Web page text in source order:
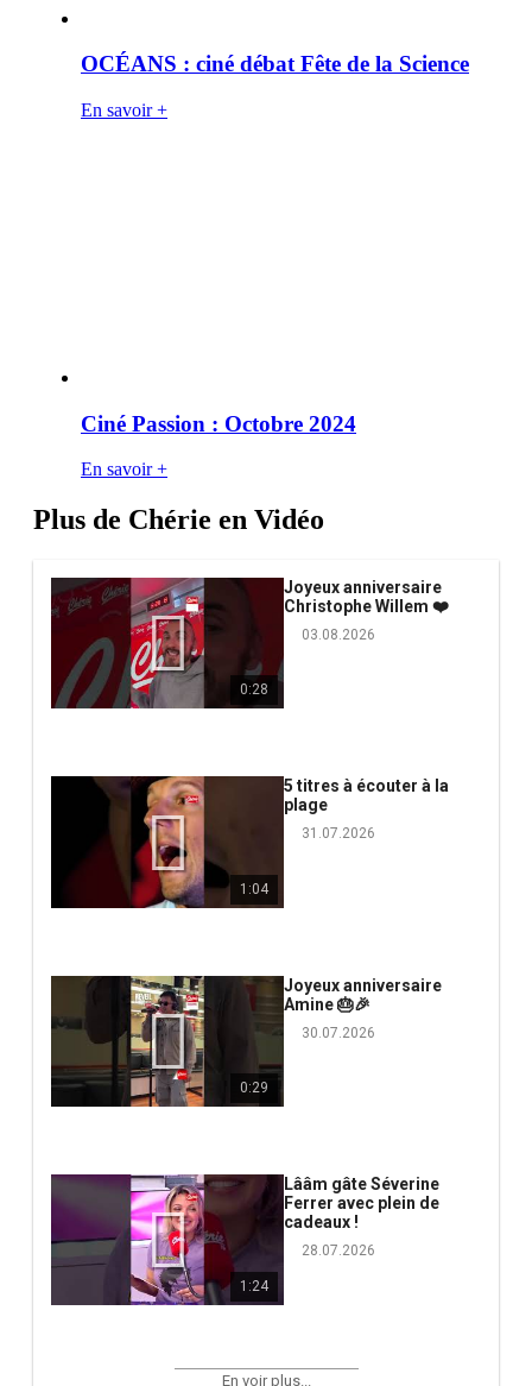
OCÉANS : ciné débat Fête de la Science
En savoir +
Ciné Passion : Octobre 2024
En savoir +
Plus de Chérie en Vidéo
0:28
Joyeux anniversaire
Christophe Willem ❤️
03.08.2026
1:04
5 titres à écouter à la
plage
31.07.2026
0:29
Joyeux anniversaire
Amine 🎂🎉
30.07.2026
1:24
Lââm gâte Séverine
Ferrer avec plein de
cadeaux !
28.07.2026
En voir plus...